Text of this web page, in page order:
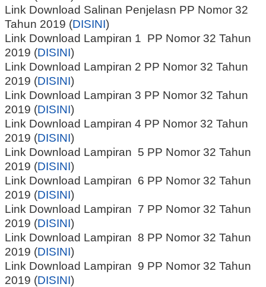
Link Download Salinan Penjelasn PP Nomor 32
Tahun 2019 (DISINI)
Link Download Lampiran 1 PP Nomor 32 Tahun
2019 (DISINI)
Link Download Lampiran 2 PP Nomor 32 Tahun
2019 (DISINI)
Link Download Lampiran 3 PP Nomor 32 Tahun
2019 (DISINI)
Link Download Lampiran 4 PP Nomor 32 Tahun
2019 (DISINI)
Link Download Lampiran 5 PP Nomor 32 Tahun
2019 (DISINI)
Link Download Lampiran 6 PP Nomor 32 Tahun
2019 (DISINI)
Link Download Lampiran 7 PP Nomor 32 Tahun
2019 (DISINI)
Link Download Lampiran 8 PP Nomor 32 Tahun
2019 (DISINI)
Link Download Lampiran 9 PP Nomor 32 Tahun
2019 (DISINI)